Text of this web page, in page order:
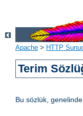
Apache > HTTP
Terim
Bu sözlük,